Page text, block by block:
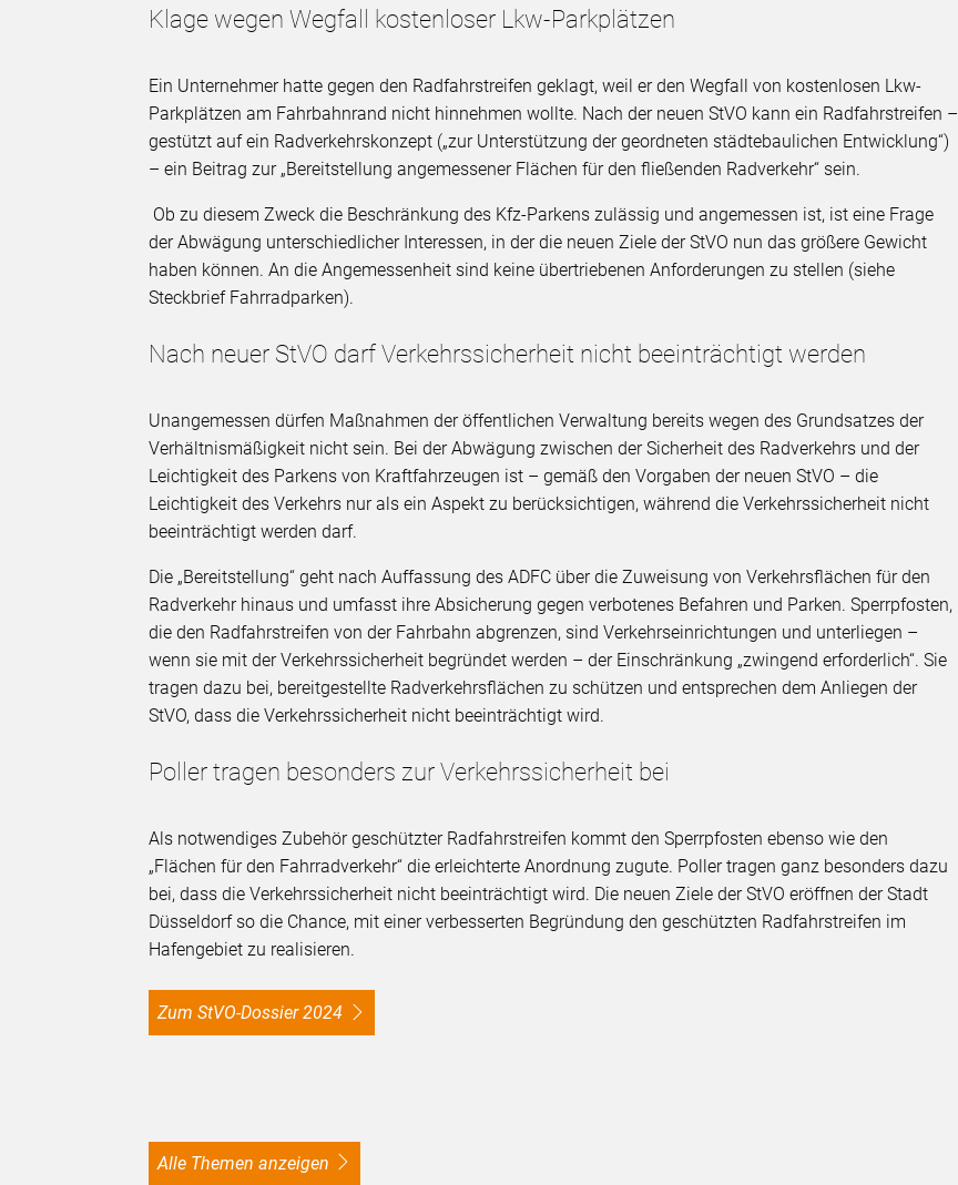
Klage wegen Wegfall kostenloser Lkw-Parkplätzen
Ein Unternehmer hatte gegen den Radfahrstreifen geklagt, weil er den Wegfall von kostenlosen Lkw-
Parkplätzen am Fahrbahnrand nicht hinnehmen wollte. Nach der neuen StVO kann ein Radfahrstreifen –
gestützt auf ein Radverkehrskonzept („zur Unterstützung der geordneten städtebaulichen Entwicklung“)
– ein Beitrag zur „Bereitstellung angemessener Flächen für den fließenden Radverkehr“ sein.
Ob zu diesem Zweck die Beschränkung des Kfz-Parkens zulässig und angemessen ist, ist eine Frage
der Abwägung unterschiedlicher Interessen, in der die neuen Ziele der StVO nun das größere Gewicht
haben können. An die Angemessenheit sind keine übertriebenen Anforderungen zu stellen (siehe
Steckbrief Fahrradparken).
Nach neuer StVO darf Verkehrssicherheit nicht beeinträchtigt werden
Unangemessen dürfen Maßnahmen der öffentlichen Verwaltung bereits wegen des Grundsatzes der
Verhältnismäßigkeit nicht sein. Bei der Abwägung zwischen der Sicherheit des Radverkehrs und der
Leichtigkeit des Parkens von Kraftfahrzeugen ist – gemäß den Vorgaben der neuen StVO – die
Leichtigkeit des Verkehrs nur als ein Aspekt zu berücksichtigen, während die Verkehrssicherheit nicht
beeinträchtigt werden darf.
Die „Bereitstellung“ geht nach Auffassung des ADFC über die Zuweisung von Verkehrsflächen für den
Radverkehr hinaus und umfasst ihre Absicherung gegen verbotenes Befahren und Parken. Sperrpfosten,
die den Radfahrstreifen von der Fahrbahn abgrenzen, sind Verkehrseinrichtungen und unterliegen –
wenn sie mit der Verkehrssicherheit begründet werden – der Einschränkung „zwingend erforderlich“. Sie
tragen dazu bei, bereitgestellte Radverkehrsflächen zu schützen und entsprechen dem Anliegen der
StVO, dass die Verkehrssicherheit nicht beeinträchtigt wird.
Poller tragen besonders zur Verkehrssicherheit bei
Als notwendiges Zubehör geschützter Radfahrstreifen kommt den Sperrpfosten ebenso wie den
„Flächen für den Fahrradverkehr“ die erleichterte Anordnung zugute. Poller tragen ganz besonders dazu
bei, dass die Verkehrssicherheit nicht beeinträchtigt wird. Die neuen Ziele der StVO eröffnen der Stadt
Düsseldorf so die Chance, mit einer verbesserten Begründung den geschützten Radfahrstreifen im
Hafengebiet zu realisieren.
Zum StVO-Dossier 2024
alle Themen anzeigen